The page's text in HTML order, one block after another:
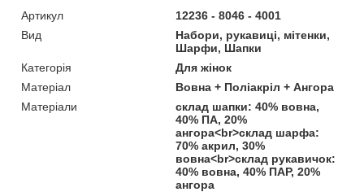
Артикул
12236 - 8046 - 4001
Вид
Набори, рукавиці, мітенки,
Шарфи, Шапки
Категорія
Для жінок
Матеріал
Вовна + Поліакріл + Ангора
Матеріали
склад шапки: 40% вовна,
40% ПА, 20%
ангора<br>склад шарфа:
70% акрил, 30%
вовна<br>склад рукавичок:
40% вовна, 40% ПАР, 20%
ангора